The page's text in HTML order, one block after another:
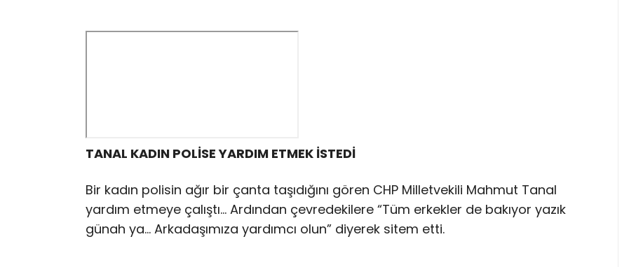
TANAL KADIN POLİSE YARDIM ETMEK İSTEDİ
Bir kadın polisin ağır bir çanta taşıdığını gören CHP Milletvekili Mahmut Tanal
yardım etmeye çalıştı… Ardından çevredekilere “Tüm erkekler de bakıyor yazık
günah ya… Arkadaşımıza yardımcı olun” diyerek sitem etti.